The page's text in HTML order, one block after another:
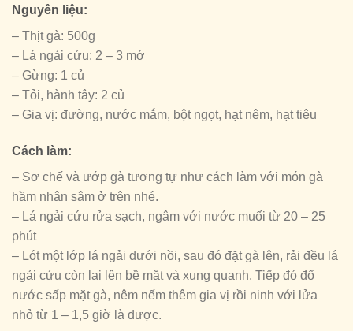
Nguyên liệu:
– Thịt gà: 500g
– Lá ngải cứu: 2 – 3 mớ
– Gừng: 1 củ
– Tỏi, hành tây: 2 củ
– Gia vị: đường, nước mắm, bột ngọt, hạt nêm, hạt tiêu
Cách làm:
– Sơ chế và ướp gà tương tự như cách làm với món gà
hầm nhân sâm ở trên nhé.
– Lá ngải cứu rửa sạch, ngâm với nước muối từ 20 – 25
phút
– Lót một lớp lá ngải dưới nồi, sau đó đặt gà lên, rải đều lá
ngải cứu còn lại lên bề mặt và xung quanh. Tiếp đó đổ
nước sấp mặt gà, nêm nếm thêm gia vị rồi ninh với lửa
nhỏ từ 1 – 1,5 giờ là được.